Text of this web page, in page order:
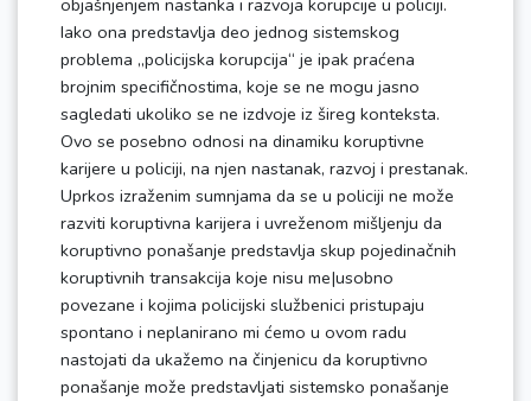
objašnjenjem nastanka i razvoja korupcije u policiji.
Iako ona predstavlja deo jednog sistemskog
problema „policijska korupcija“ je ipak praćena
brojnim specifičnostima, koje se ne mogu jasno
sagledati ukoliko se ne izdvoje iz šireg konteksta.
Ovo se posebno odnosi na dinamiku koruptivne
karijere u policiji, na njen nastanak, razvoj i prestanak.
Uprkos izraženim sumnjama da se u policiji ne može
razviti koruptivna karijera i uvreženom mišljenju da
koruptivno ponašanje predstavlja skup pojedinačnih
koruptivnih transakcija koje nisu me|usobno
povezane i kojima policijski službenici pristupaju
spontano i neplanirano mi ćemo u ovom radu
nastojati da ukažemo na činjenicu da koruptivno
ponašanje može predstavljati sistemsko ponašanje